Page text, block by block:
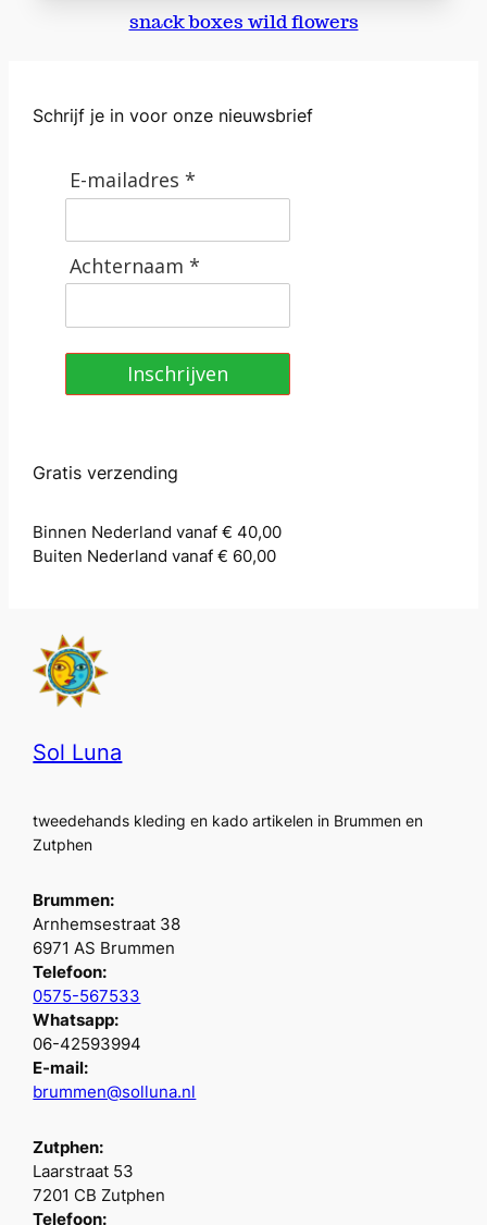
snack boxes wild flowers
Schrijf je in voor onze nieuwsbrief
E-mailadres *
Achternaam *
Inschrijven
Gratis verzending
Binnen Nederland vanaf € 40,00
Buiten Nederland vanaf € 60,00
Sol Luna
tweedehands kleding en kado artikelen in Brummen en
Zutphen
Brummen:
Arnhemsestraat 38
6971 AS Brummen
Telefoon:
0575-567533
Whatsapp:
06-42593994
E-mail:
brummen@solluna.nl
Zutphen:
Laarstraat 53
7201 CB Zutphen
Telefoon: